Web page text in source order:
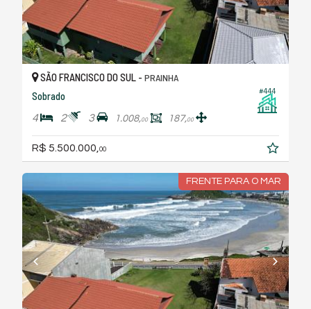
#444
SÃO FRANCISCO DO SUL - PRAINHA
Sobrado
4 2 3 1.008,00 187,00
R$ 5.500.000, 00
FRENTE PARA O MAR